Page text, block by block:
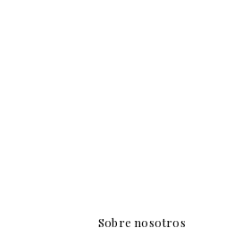
Sobre nosotros